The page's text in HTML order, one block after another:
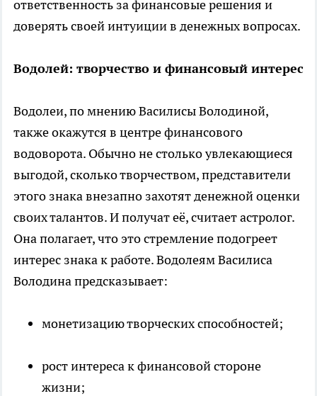
ответственность за финансовые решения и
доверять своей интуиции в денежных вопросах.
Водолей: творчество и финансовый интерес
Водолеи, по мнению Василисы Володиной,
также окажутся в центре финансового
водоворота. Обычно не столько увлекающиеся
выгодой, сколько творчеством, представители
этого знака внезапно захотят денежной оценки
своих талантов. И получат её, считает астролог.
Она полагает, что это стремление подогреет
интерес знака к работе. Водолеям Василиса
Володина предсказывает:
монетизацию творческих способностей;
рост интереса к финансовой стороне
жизни;